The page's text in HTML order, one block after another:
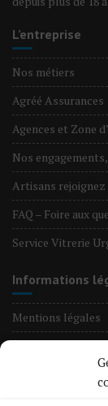
L’entreprise
Nos métiers
Agréé Assurances
Agences et Zone
Nos
Artisans
FAQ – Foire aux
Service Vitrerie
Informations
Mentions légales
Nos Tarifs
Informations